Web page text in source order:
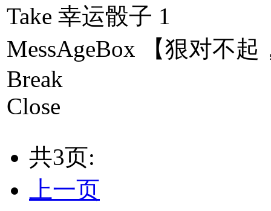
Take 幸运骰子 1
MessAgeBox 【狠对不
Break
Close
共3页:
上一页